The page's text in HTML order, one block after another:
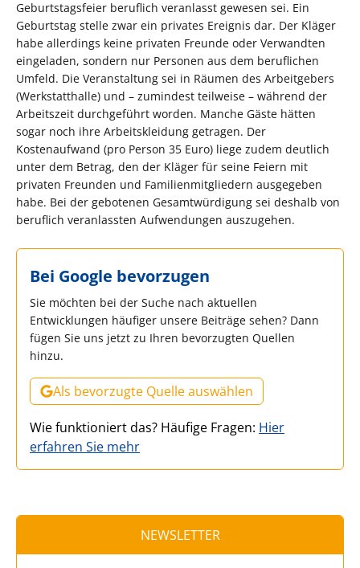
Geburtstagsfeier beruflich veranlasst gewesen sei. Ein
Geburtstag stelle zwar ein privates Ereignis dar. Der Kläger
habe allerdings keine privaten Freunde oder Verwandten
eingeladen, sondern nur Personen aus dem beruflichen
Umfeld. Die Veranstaltung sei in Räumen des Arbeitgebers
(Werkstatthalle) und – zumindest teilweise – während der
Arbeitszeit durchgeführt worden. Manche Gäste hätten
sogar noch ihre Arbeitskleidung getragen. Der
Kostenaufwand (pro Person 35 Euro) liege zudem deutlich
unter dem Betrag, den der Kläger für seine Feiern mit
privaten Freunden und Familienmitgliedern ausgegeben
habe. Bei der gebotenen Gesamtwürdigung sei deshalb von
beruflich veranlassten Aufwendungen auszugehen.
Bei Google bevorzugen
Sie möchten bei der Suche nach aktuellen
Entwicklungen häufiger unsere Beiträge sehen? Dann
fügen Sie uns jetzt zu Ihren bevorzugten Quellen
hinzu.
Als bevorzugte Quelle auswählen
Wie funktioniert das? Häufige Fragen: Hier
erfahren Sie mehr
NEWSLETTER